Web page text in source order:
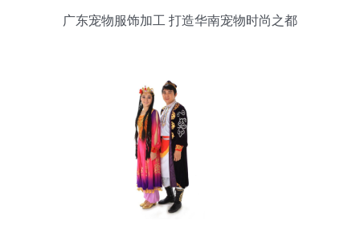
广东宠物服饰加工 打造华南宠物时尚之都